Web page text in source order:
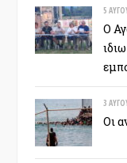
5
Ο
3
Οι